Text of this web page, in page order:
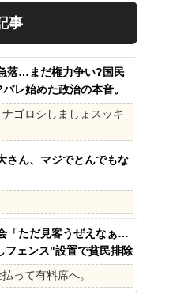
事
落…まだ権力争い?国民
レ始めた政治の本音。
理由。選挙しか見てない
が限界!
ゴロシしましょスッキ
さん、マジでとんでもな
「ただ見客うぜえなぁ…
ェンス"設置で貧民排除
って有料席へ。